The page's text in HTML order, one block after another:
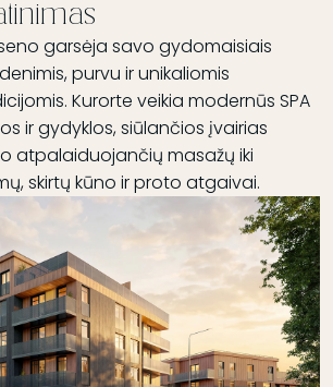
garsėja savo gydomaisiais
purvu ir unikaliomis
Kurorte veikia modernūs SPA
ir gydyklos, siūlančios įvairias
atpalaiduojančių masažų iki
skirtų kūno ir proto atgaivai.